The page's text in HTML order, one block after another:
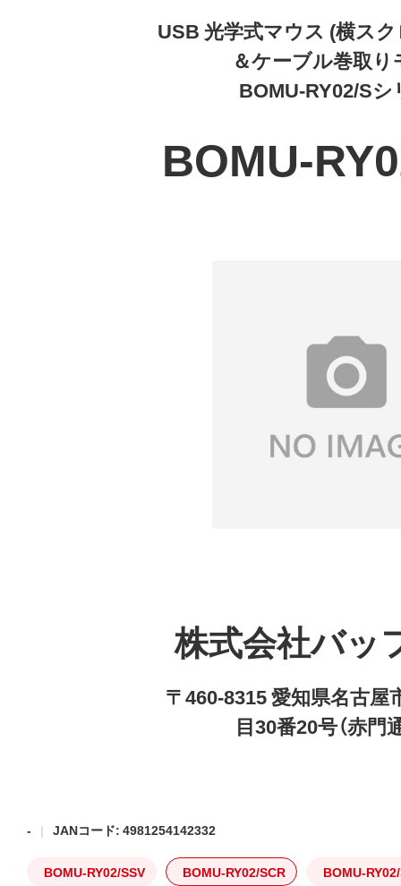
USB 光学式マウス (横ス
＆ケーブル巻取
BOMU-RY02/S
BOMU-
株式会社バッ
〒460-8315 愛知県名古屋
目30番20号（赤門
- JANコード: 4981254142332
BOMU-RY02/SSV BOMU-RY02/SCR BOMU-